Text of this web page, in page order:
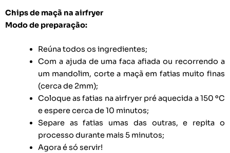
Chips de maçã na airfryer
Modo de preparação:
Reúna todos os ingredientes;
Com a ajuda de uma faca afiada ou recorrendo a
um mandolim, corte a maçã em fatias muito finas
(cerca de 2mm);
Coloque as fatias na airfryer pré aquecida a 150 ºC
e espere cerca de 10 minutos;
Separe as fatias umas das outras, e repita o
processo durante mais 5 minutos;
Agora é só servir!